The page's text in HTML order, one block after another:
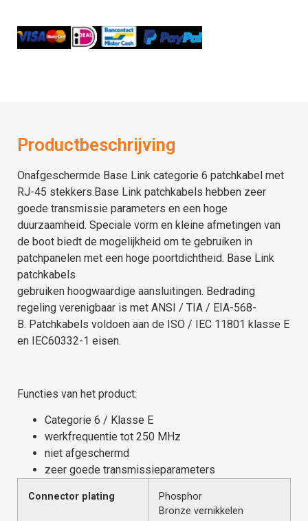
Productbeschrijving
Onafgeschermde Base Link categorie 6 patchkabel met
RJ-45 stekkers.Base Link patchkabels hebben zeer
goede transmissie parameters en een hoge
duurzaamheid. Speciale vorm en kleine afmetingen van
de boot biedt de mogelijkheid om te gebruiken in
patchpanelen met een hoge poortdichtheid. Base Link
patchkabels
gebruiken hoogwaardige aansluitingen. Bedrading
regeling verenigbaar is met ANSI / TIA / EIA-568-
B. Patchkabels voldoen aan de ISO / IEC 11801 klasse E
en IEC60332-1 eisen.
Functies van het product:
Categorie 6 / Klasse E
werkfrequentie tot 250 MHz
niet afgeschermd
zeer goede transmissieparameters
Connector plating
Phosphor
Bronze vernikkelen